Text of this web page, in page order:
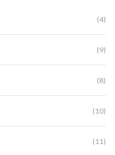
(4)
(9)
(8)
(10)
(11)